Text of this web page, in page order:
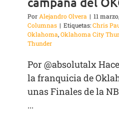
Por Alejandro Olvera | 11
Columnas | Etiquetas:Chris
Oklahoma,Oklahoma City
Thunder
Por @absolutalx
la franquicia de
unas Finales de la
...